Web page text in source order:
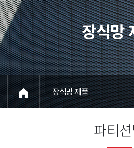
장식망
장식망 제품
파티